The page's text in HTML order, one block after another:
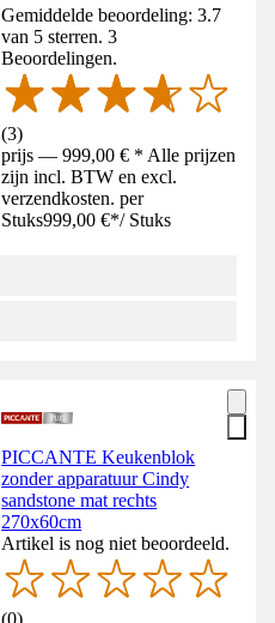
Gemiddelde beoordeling: 3.7
van 5 sterren. 3
Beoordelingen.
(3)
prijs — 999,00 € * Alle prijzen
zijn incl. BTW en excl.
verzendkosten. per
Stuks999,00 €*/ Stuks
PICCANTE Keukenblok
zonder apparatuur Cindy
sandstone mat rechts
270x60cm
Artikel is nog niet beoordeeld.
(0)